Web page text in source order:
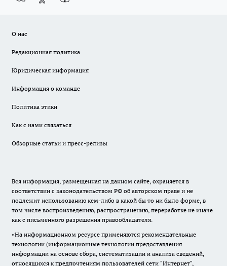
О нас
Редакционная политика
Юридическая информация
Информация о команде
Политика этики
Как с нами связаться
Обзорные статьи и пресс-релизы
Вся информация, размещенная на данном сайте, охраняется в
соответствии с законодательством РФ об авторском праве и не
подлежит использованию кем-либо в какой бы то ни было форме, в
том числе воспроизведению, распространению, переработке не иначе
как с письменного разрешения правообладателя.
«На информационном ресурсе применяются рекомендательные
технологии (информационные технологии предоставления
информации на основе сбора, систематизации и анализа сведений,
относящихся к предпочтениям пользователей сети "Интернет",